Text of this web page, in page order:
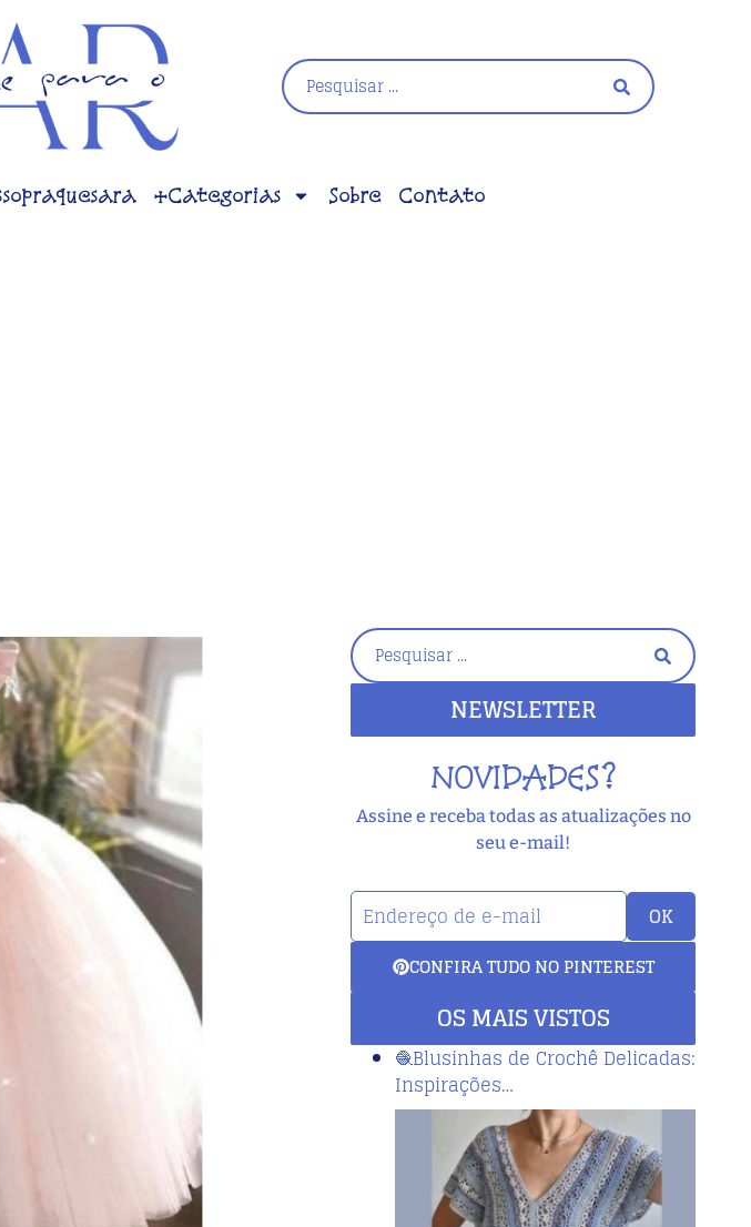
+Categorias Sobre Contato
NEWSLETTER
NOVIDADES?
Assine e receba todas as atualizações no
seu e-mail!
OK
CONFIRA TUDO NO PINTEREST
OS MAIS VISTOS
🧶Blusinhas de Crochê Delicadas:
Inspirações…